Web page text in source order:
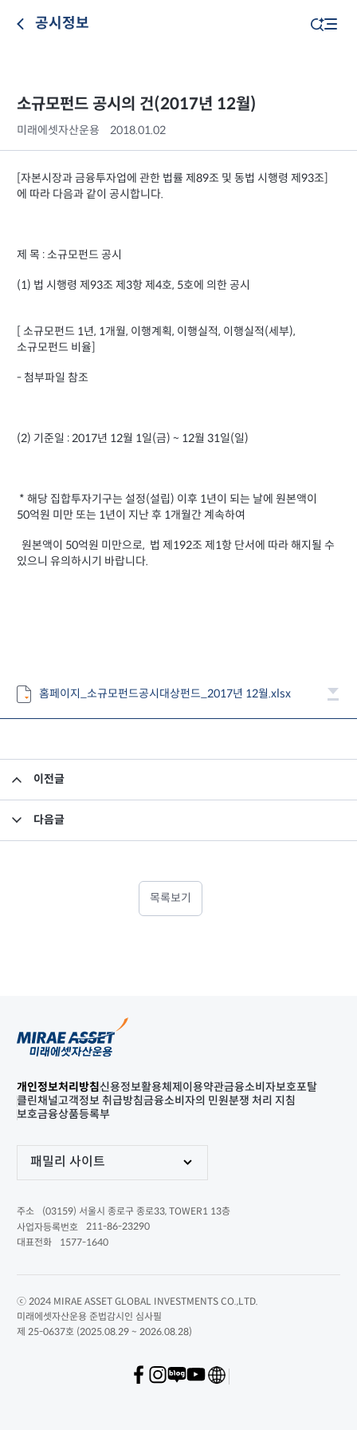
공시정보
소규모펀드 공시의 건(2017년 12월)
미래에셋자산운용 2018.01.02
[자본시장과 금융투자업에 관한 법률 제89조 및 동법 시행령 제93조]
에 따라 다음과 같이 공시합니다.
제 목 : 소규모펀드 공시
(1) 법 시행령 제93조 제3항 제4호, 5호에 의한 공시
[ 소규모펀드 1년, 1개월, 이행계획, 이행실적, 이행실적(세부),
소규모펀드 비율]
- 첨부파일 참조
(2) 기준일 :2017년 12월 1일(금) ~ 12월 31일(일)
* 해당 집합투자기구는 설정(설립) 이후 1년이 되는 날에 원본액이
50억원 미만 또는 1년이 지난 후 1개월간 계속하여
원본액이 50억원 미만으로, 법 제192조 제1항 단서에 따라 해지될 수
있으니 유의하시기 바랍니다.
홈페이지_소규모펀드공시대상펀드_2017년 12월.xlsx
이전글
다음글
목록보기
개인정보처리방침신용정보활용체제 이용약관금융소비자보호포탈
클린채널고객정보 취급방침금융소비자의 민원분쟁 처리 지침
보호금융상품등록부
패밀리 사이트
주소
(03159) 서울시 종로구 종로33, TOWER1 13층
사업자등록번호
211-86-23290
대표전화
1577-1640
ⓒ 2024 MIRAE ASSET GLOBAL INVESTMENTS CO.,LTD.
미래에셋자산운용 준법감시인 심사필
제 25-0637호 (2025.08.29 ~ 2026.08.28)